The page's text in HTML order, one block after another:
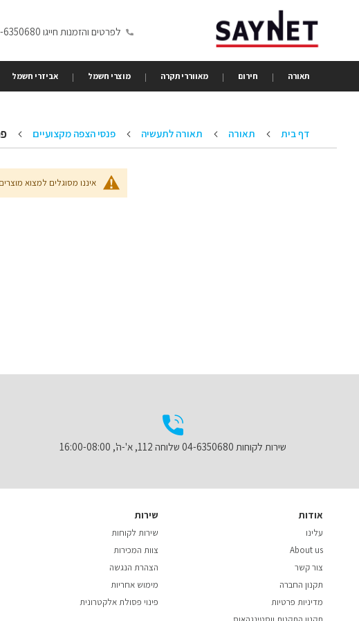
to
Content
לפרטים והזמנות חייגו 04-6350680
תאורה חירום מאווררי תקרה מוצרי חשמל אביזרי חשמל
דף בית תאורה תאורה לתעשיה פנסי הצפה מקצועיים
איננו מסוגלים למצוא
שירות לקוחות 04-6350680 שלוחה 112, א'-ה', 16:00-08:00
אודות
עלינו
About us
צור קשר
תקנון החברה
מדיניות פרטיות
שירות
שירות לקוחות
צוות המכירות
הצהרת הנגשה
מימוש אחריות
פינוי פסולת אלקטרונית